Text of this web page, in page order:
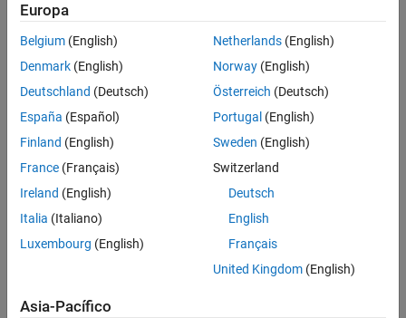
Feedback
UP NEXT:
Video length is 2:43
Interactively Modify a Deep
Learning Network for Transfer...
View full series
Europa
Belgium (English)
Denmark (English)
Deutschland (Deutsch)
España (Español)
Finland (English)
France (Français)
Ireland (English)
Italia (Italiano)
Luxembourg (English)
Netherlands(English)
Norway(English)
Österreich (Deutsch)
Portugal (English)
Sweden (English)
Switzerland
Deutsch
English
Français
United Kingdom(English)
Asia-Pacífico